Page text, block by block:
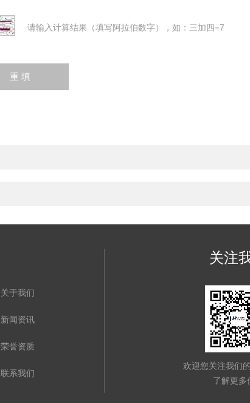
请输入计算结果（填写阿拉伯数字），如：三加四=7
关于我们
新闻资讯
荣誉资质
联系我们
关注
欢迎您关注我们
了解更多